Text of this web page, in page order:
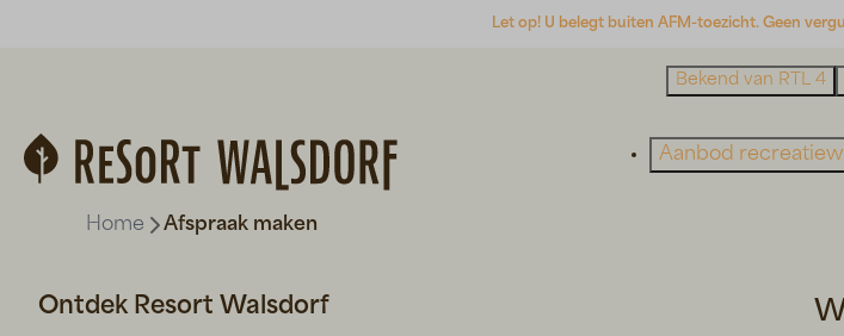
Let op! U belegt buiten AFM-toezicht. Geen
Bekend van RTL 4
Aanbod
Home Afspraak maken
Ontdek Resort Walsdorf